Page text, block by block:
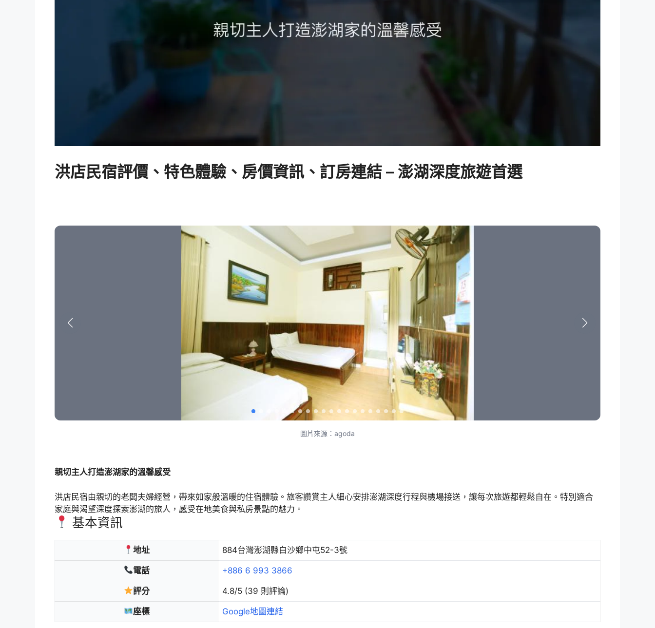
洪店民宿評價、特色體驗、房價資訊、訂房連結 – 澎湖深度旅遊首選
圖片來源：agoda
親切主人打造澎湖家的溫馨感受
洪店民宿由親切的老闆夫婦經營，帶來如家般溫暖的住宿體驗。旅客讚賞主人細心安排澎湖深度行程與機場接送，讓每次旅遊都輕鬆自在。特別適合
家庭與渴望深度探索澎湖的旅人，感受在地美食與私房景點的魅力。
基本資訊
地址 884台灣澎湖縣白沙鄉中屯52-3號
電話 +886 6 993 3866
評分 4.8/5 (39 則評論)
座標 Google地圖連結